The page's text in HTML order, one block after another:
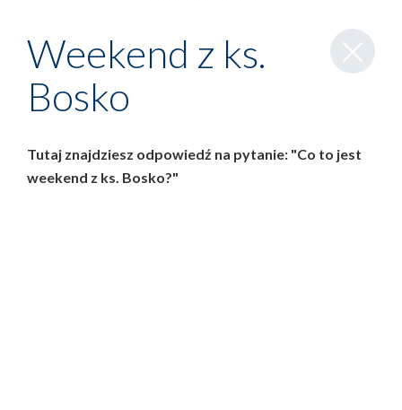
Zamknij
wpis
Weekend z ks.
Bosko
Tutaj znajdziesz odpowiedź na pytanie: "Co to jest
weekend z ks. Bosko?"